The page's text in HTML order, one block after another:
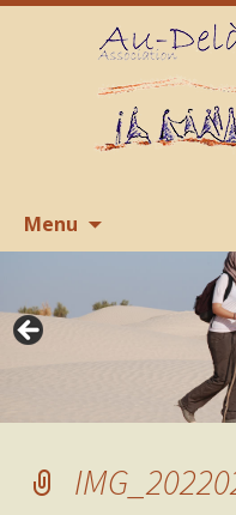
Menu
contenu